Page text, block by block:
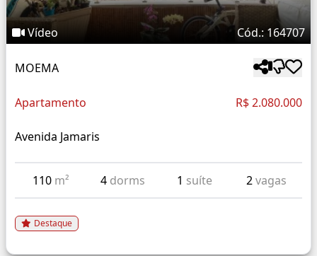
Vídeo Cód.: 164707
MOEMA
Apartamento R$ 2.080.000
Avenida Jamaris
110 m² 4 dorms 1 suíte 2vagas
Destaque